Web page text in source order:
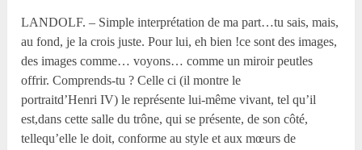
LANDOLF. – Simple interprétation de ma part…tu sais, mais,
au fond, je la crois juste. Pour lui, eh bien !ce sont des images,
des images comme… voyons… comme un miroir peutles
offrir. Comprends-tu ? Celle ci (il montre le
portraitd’Henri IV) le représente lui-même vivant, tel qu’il
est,dans cette salle du trône, qui se présente, de son côté,
tellequ’elle le doit, conforme au style et aux mœurs de